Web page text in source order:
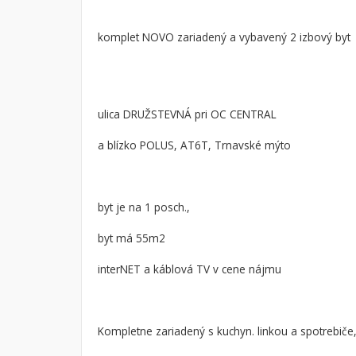
Garsónky
2-izbové
3-izbové
Vila
komplet NOVO zariadený a vybavený 2 izbový byt
ulica DRUŽSTEVNÁ pri OC CENTRAL
a blízko POLUS, AT6T, Trnavské mýto
byt je na 1 posch.,
byt má 55m2
interNET a káblová TV v cene nájmu
Kompletne zariadený s kuchyn. linkou a spotrebiče,